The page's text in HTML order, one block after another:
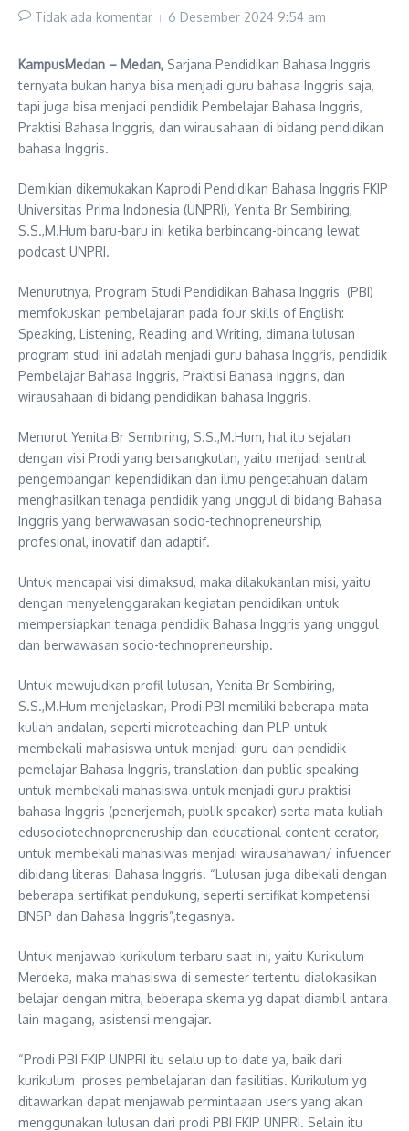
Tidak ada komentar 6 Desember 2024 9:54 am
KampusMedan – Medan, Sarjana Pendidikan Bahasa Inggris
ternyata bukan hanya bisa menjadi guru bahasa Inggris saja,
tapi juga bisa menjadi pendidik Pembelajar Bahasa Inggris,
Praktisi Bahasa Inggris, dan wirausahaan di bidang pendidikan
bahasa Inggris.
Demikian dikemukakan Kaprodi Pendidikan Bahasa Inggris FKIP
Universitas Prima Indonesia (UNPRI), Yenita Br Sembiring,
S.S.,M.Hum baru-baru ini ketika berbincang-bincang lewat
podcast UNPRI.
Menurutnya, Program Studi Pendidikan Bahasa Inggris (PBI)
memfokuskan pembelajaran pada four skills of English:
Speaking, Listening, Reading and Writing, dimana lulusan
program studi ini adalah menjadi guru bahasa Inggris, pendidik
Pembelajar Bahasa Inggris, Praktisi Bahasa Inggris, dan
wirausahaan di bidang pendidikan bahasa Inggris.
Menurut Yenita Br Sembiring, S.S.,M.Hum, hal itu sejalan
dengan visi Prodi yang bersangkutan, yaitu menjadi sentral
pengembangan kependidikan dan ilmu pengetahuan dalam
menghasilkan tenaga pendidik yang unggul di bidang Bahasa
Inggris yang berwawasan socio-technopreneurship,
profesional, inovatif dan adaptif.
Untuk mencapai visi dimaksud, maka dilakukanlan misi, yaitu
dengan menyelenggarakan kegiatan pendidikan untuk
mempersiapkan tenaga pendidik Bahasa Inggris yang unggul
dan berwawasan socio-technopreneurship.
Untuk mewujudkan profil lulusan, Yenita Br Sembiring,
S.S.,M.Hum menjelaskan, Prodi PBI memiliki beberapa mata
kuliah andalan, seperti microteaching dan PLP untuk
membekali mahasiswa untuk menjadi guru dan pendidik
pemelajar Bahasa Inggris, translation dan public speaking
untuk membekali mahasiswa untuk menjadi guru praktisi
bahasa Inggris (penerjemah, publik speaker) serta mata kuliah
edusociotechnopreneruship dan educational content cerator,
untuk membekali mahasiwas menjadi wirausahawan/ infuencer
dibidang literasi Bahasa Inggris. “Lulusan juga dibekali dengan
beberapa sertifikat pendukung, seperti sertifikat kompetensi
BNSP dan Bahasa Inggris”,tegasnya.
Untuk menjawab kurikulum terbaru saat ini, yaitu Kurikulum
Merdeka, maka mahasiswa di semester tertentu dialokasikan
belajar dengan mitra, beberapa skema yg dapat diambil antara
lain magang, asistensi mengajar.
“Prodi PBI FKIP UNPRI itu selalu up to date ya, baik dari
kurikulum proses pembelajaran dan fasilitias. Kurikulum yg
ditawarkan dapat menjawab permintaaan users yang akan
menggunakan lulusan dari prodi PBI FKIP UNPRI. Selain itu